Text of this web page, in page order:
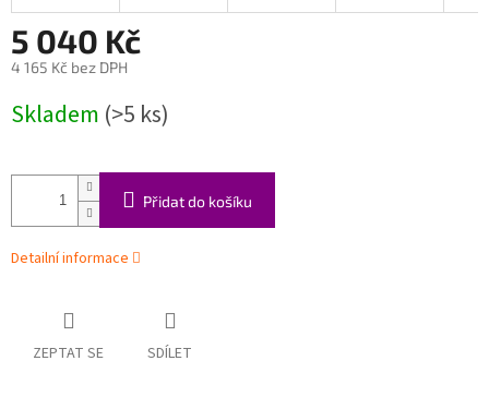
5 040 Kč
4 165 Kč bez DPH
cena:
Skladem (>5 ks)
Přidat do košíku
Detailní informace
ZEPTAT SE SDÍLET